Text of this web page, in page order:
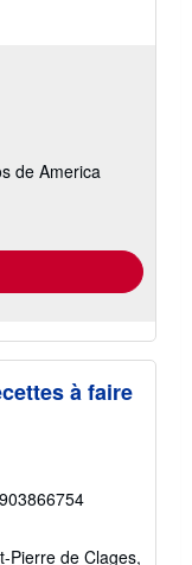
de America
à faire
Pierre de Clages,